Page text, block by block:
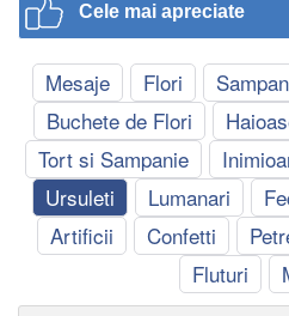
Cele mai apreciate
Mesaje Flori
Buchete de Flori
Tort si Sampanie
Ursuleti
Lumanari
Artificii
Confetti
Fluturi